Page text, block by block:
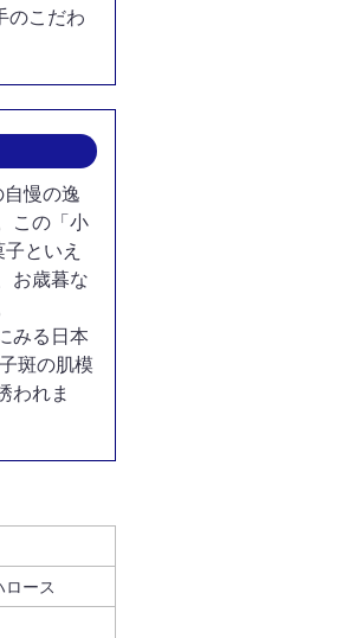
のこだわ
慢の逸
この「小
といえ
お歳暮な
みる日本
斑の肌模
われま
ース